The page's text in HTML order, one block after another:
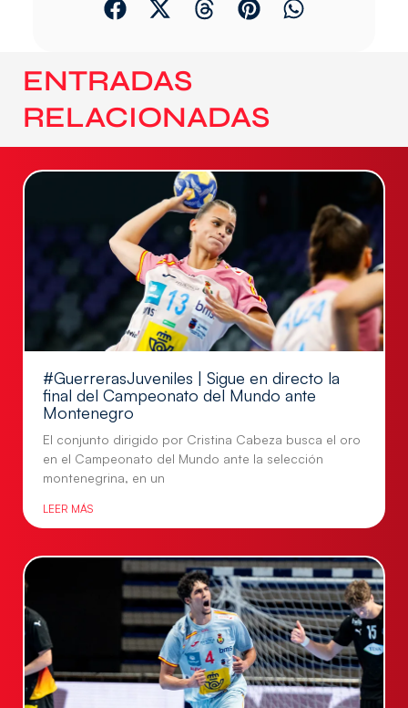
ENTRADAS
RELACIONADAS
#GuerrerasJuveniles | Sigue en directo la
final del Campeonato del Mundo ante
Montenegro
El conjunto dirigido por Cristina Cabeza busca el oro
en el Campeonato del Mundo ante la selección
montenegrina, en un
LEER MÁS